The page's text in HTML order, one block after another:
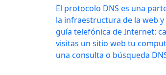
El protocolo DNS es una
la infraestructura de la web
guía telefónica de Internet:
visitas un sitio web tu
una consulta o búsqueda